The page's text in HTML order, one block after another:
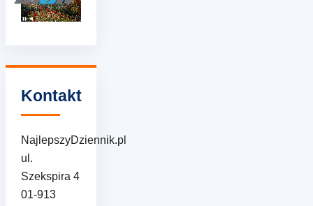
Kontakt
NajlepszyDziennik.pl
ul.
Szekspira 4
01-913